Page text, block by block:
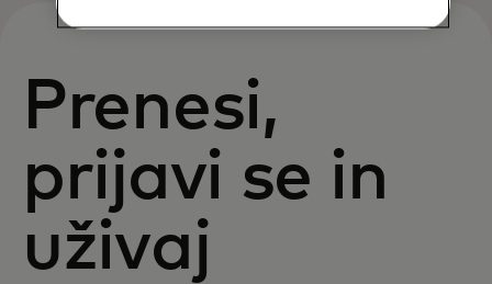
Prenesi,
prijavi se in
uživaj